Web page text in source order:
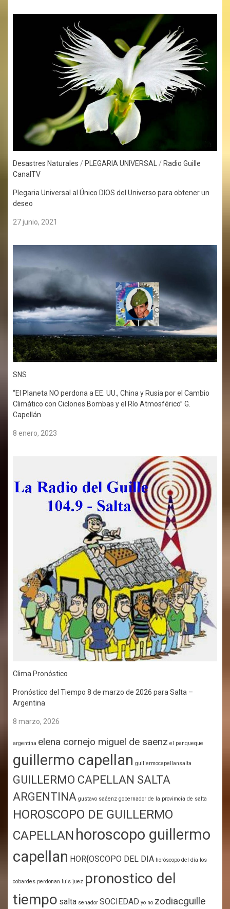
Desastres Naturales / PLEGARIA UNIVERSAL / Radio Guille
CanalTV
Plegaria Universal al Único DIOS del Universo para obtener un
deseo
27 junio, 2021
SNS
“El Planeta NO perdona a EE. UU., China y Rusia por el Cambio
Climático con Ciclones Bombas y el Río Atmosférico” G.
Capellán
8 enero, 2023
Clima Pronóstico
Pronóstico del Tiempo 8 de marzo de 2026 para Salta –
Argentina
8 marzo, 2026
argentina elena cornejo miguel de saenz el panqueque
guillermo capellan guillermocapellansalta
GUILLERMO CAPELLAN SALTA
ARGENTINA gustavo saáenz gobernador de la provimcia de salta
HOROSCOPO DE GUILLERMO
CAPELLAN horoscopo guillermo
capellan HOR{OSCOPO DEL DIA horóscopo del día los
cobardes perdonan luis juez pronostico del
tiempo salta senador SOCIEDAD yo no zodiacguille